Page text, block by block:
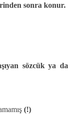
sonra konur.
sözcük ya da
(!)